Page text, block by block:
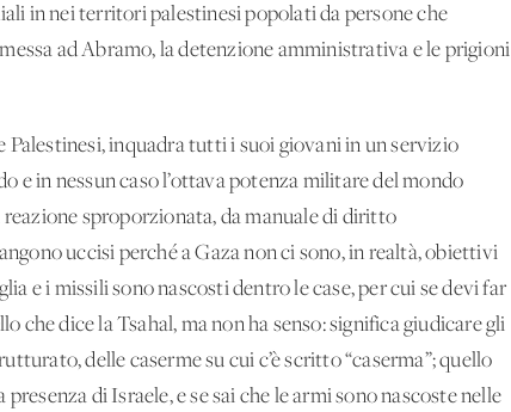
in nei territori palestinesi popolati da persone che
ad Abramo, la detenzione amministrativa e le prigioni
inquadra tutti i suoi giovani in un servizio
e in nessun caso l’ottava potenza militare del mondo
reazione sproporzionata, da manuale di diritto
uccisi perché a Gaza non ci sono, in realtà, obiettivi
e i missili sono nascosti dentro le case, per cui se devi far
che dice la Tsahal, ma non ha senso: significa giudicare gli
delle caserme su cui c’è scritto “caserma”; quello
di Israele, e se sai che le armi sono nascoste nelle